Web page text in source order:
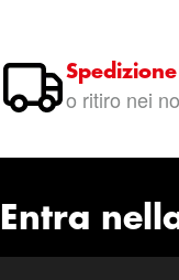
o ritiro nei
Entra